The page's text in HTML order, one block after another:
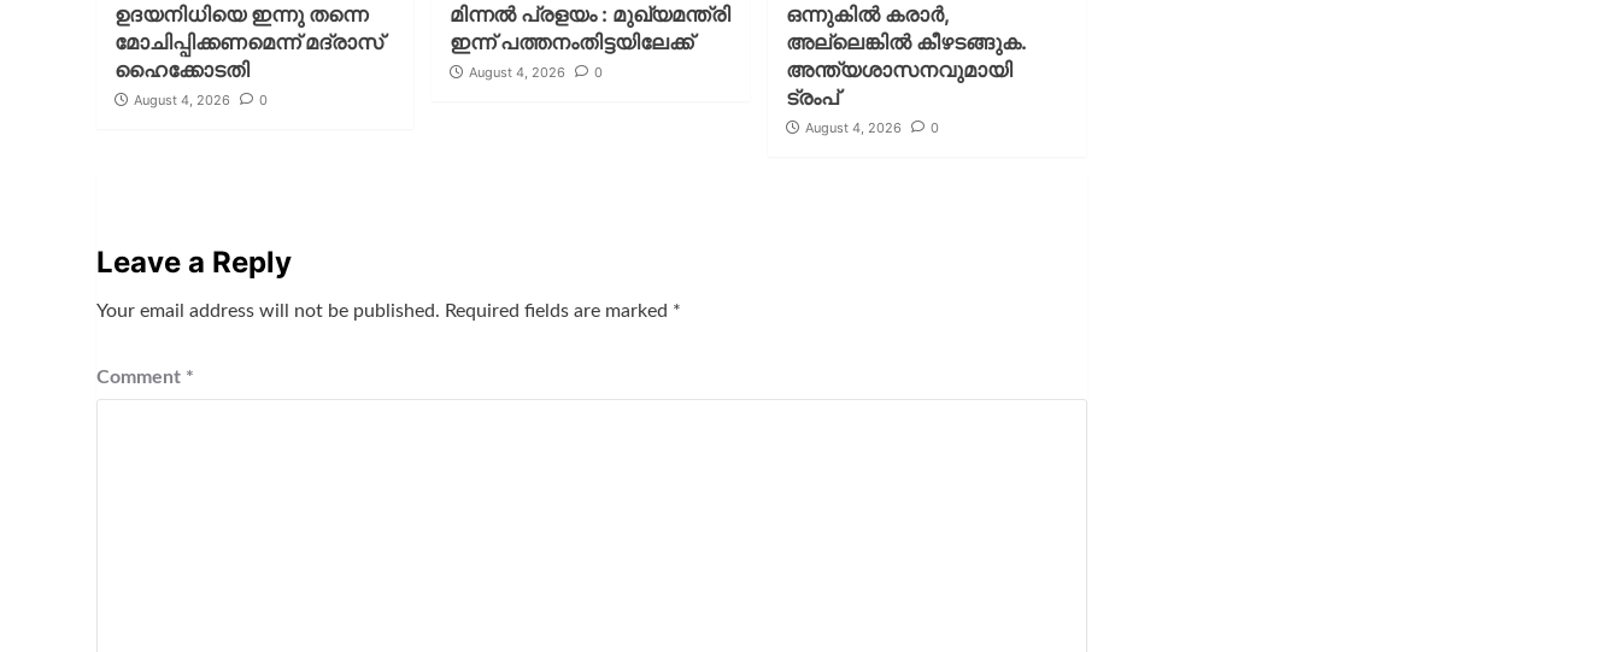
ഉദയനിധിയെ ഇന്നു തന്നെ
മോചിപ്പിക്കണമെന്ന് മദ്രാസ്
ഹൈക്കോടതി
August 4, 2026 0
മിന്നല്‍ പ്രളയം : മുഖ്യമന്ത്രി
ഇന്ന് പത്തനംതിട്ടയിലേക്ക്
August 4, 2026 0
ഒന്നുകില്‍ കരാര്‍,
അല്ലെങ്കില്‍ കീഴടങ്ങുക.
അന്ത്യശാസനവുമായി
ട്രംപ്
August 4, 2026 0
Leave a Reply
Your email address will not be published. Required fields are marked *
Comment *